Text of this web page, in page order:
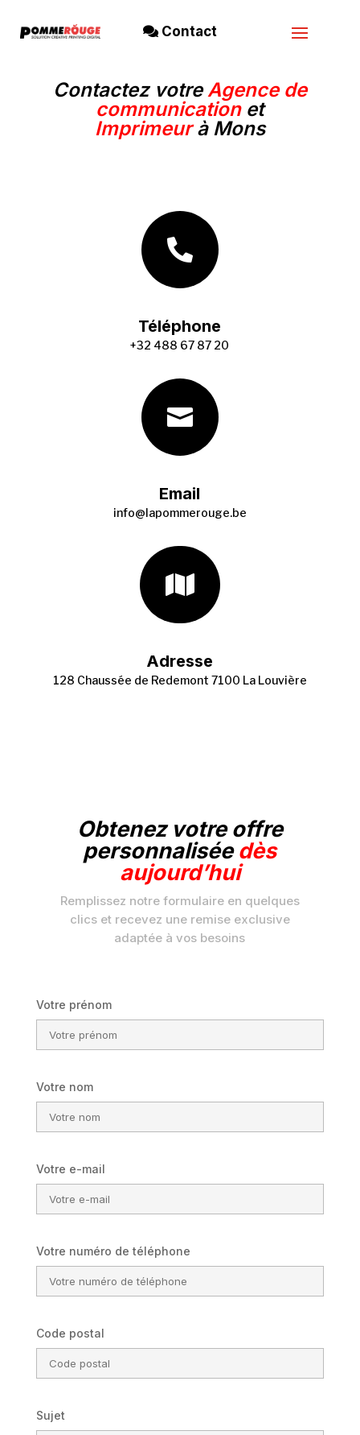
Contact
Contactez votreAgence de
communicationet
Imprimeurà Mons

Téléphone
+32 488 67 87 20

Email
info@lapommerouge.be

Adresse
128 Chaussée de Redemont 7100 La Louvière
Obtenez votre offre
personnalisée dès
aujourd’hui
Remplissez notre formulaire en quelques
clics et recevez une remise exclusive
adaptée à vos besoins
Votre prénom
Votre nom
Votre e-mail
Votre numéro de téléphone
Code postal
Sujet